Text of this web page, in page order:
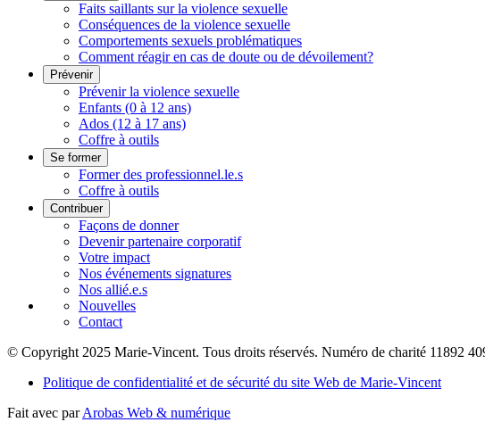
Faits saillants sur la violence sexuelle
Conséquences de la violence sexuelle
Comportements sexuels problématiques
Comment réagir en cas de doute ou de dévoilement?
Prévenir
Prévenir la violence sexuelle
Enfants (0 à 12 ans)
Ados (12 à 17 ans)
Coffre à outils
Se former
Former des professionnel.le.s
Coffre à outils
Contribuer
Façons de donner
Devenir partenaire corporatif
Votre impact
Nos événements signatures
Nos allié.e.s
Nouvelles
Contact
© Copyright 2025 Marie-Vincent. Tous droits réservés. Numéro de charité 11892
Politique de confidentialité et de sécurité du site Web de Marie-Vincent
Fait avec parArobas Web & numérique